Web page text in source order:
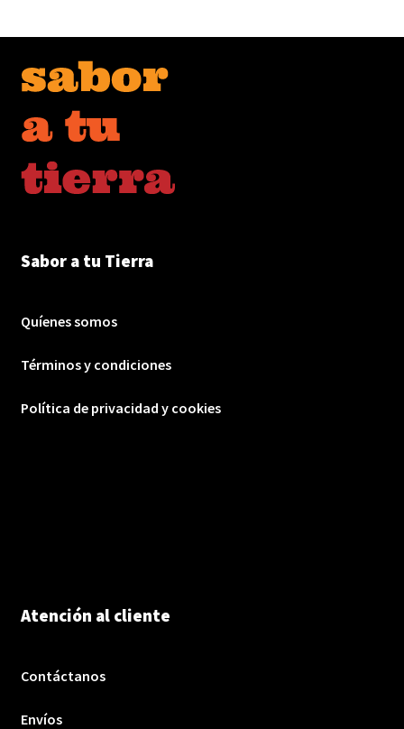
Sabor a tu Tierra
Quíenes somos
Términos y condiciones
Política de privacidad y cookies
Atención al cliente
Contáctanos
Envíos